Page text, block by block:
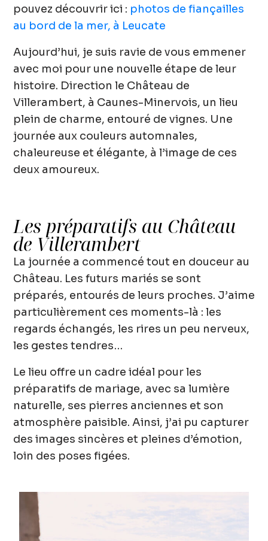
pouvez découvrir ici : photos de fiançailles
au bord de la mer, à Leucate
Aujourd’hui, je suis ravie de vous emmener
avec moi pour une nouvelle étape de leur
histoire. Direction le Château de
Villerambert, à Caunes-Minervois, un lieu
plein de charme, entouré de vignes. Une
journée aux couleurs automnales,
chaleureuse et élégante, à l’image de ces
deux amoureux.
Les préparatifs au Château
de Villerambert
La journée a commencé tout en douceur au
Château. Les futurs mariés se sont
préparés, entourés de leurs proches. J’aime
particulièrement ces moments-là : les
regards échangés, les rires un peu nerveux,
les gestes tendres…
Le lieu offre un cadre idéal pour les
préparatifs de mariage, avec sa lumière
naturelle, ses pierres anciennes et son
atmosphère paisible. Ainsi, j’ai pu capturer
des images sincères et pleines d’émotion,
loin des poses figées.